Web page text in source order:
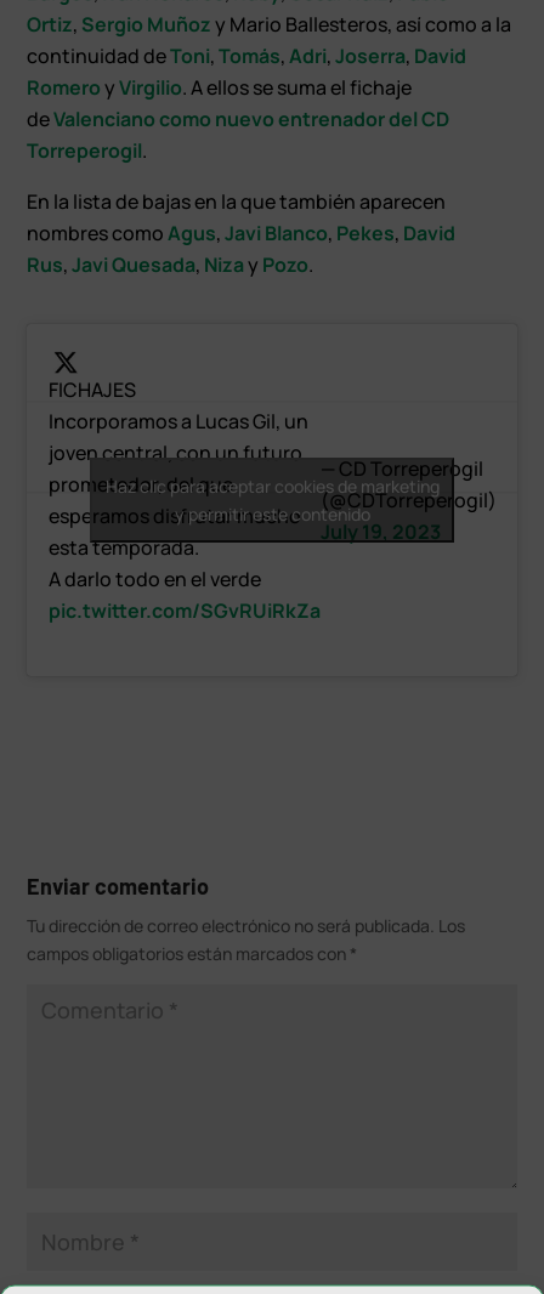
Ortiz, Sergio Muñozy Mario Ballesteros, así como a la
continuidad deToni,Tomás,Adri,Joserra, David
RomeroyVirgilio. A ellos se suma el fichaje
deValenciano como nuevo entrenador del CD
Torreperogil.
En la lista de bajas en la que también aparecen
nombres comoAgus,Javi Blanco, Pekes, David
Rus,Javi Quesada, Nizay Pozo.
FICHAJES
Incorporamos a Lucas Gil, un
joven central, con un futuro
prometedor, del que
esperamos disfrutar mucho
esta temporada.
A darlo todo en el verde
pic.twitter.com/SGvRUiRkZa
— CD Torreperogil
(@CDTorreperogil)
July 19, 2023
Haz clic para aceptar cookies de marketing
y permitir este contenido
Enviar comentario
Tu dirección de correo electrónico no será publicada. Los
campos obligatorios están marcados con *